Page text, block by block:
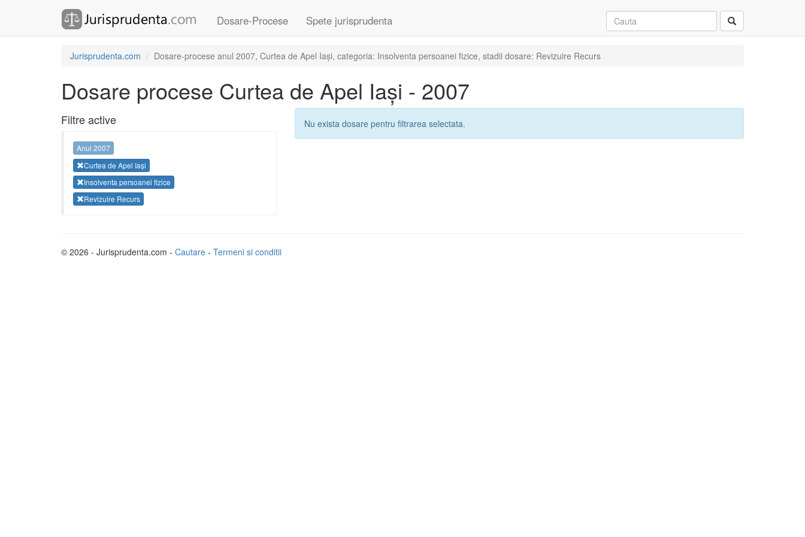
Dosare-Procese Spete jurisprudenta
Jurisprudenta.com Dosare-procese anul 2007, Curtea de Apel Iași, categoria: Insolventa persoanei fizice, stadii dosare: Revizuire Recurs
Dosare procese Curtea de Apel Iași - 2007
Filtre active
Anul 2007
Curtea de Apel Iași
Insolventa persoanei fizice
Revizuire Recurs
Nu exista dosare pentru filtrarea selectata.
© 2026 - Jurisprudenta.com - Cautare - Termeni si conditii